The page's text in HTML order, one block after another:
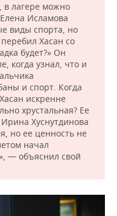
в лагере можно
Исламова
виды спорта, но
Хасан со
будет?» Он
когда узнал, что и
и спорт. Когда
искренне
хрустальная? Ее
Хуснутдинова
но ее ценность не
начал
— объяснил свой